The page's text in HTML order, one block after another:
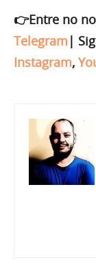
👉Entre no
Telegram |
Instagram,